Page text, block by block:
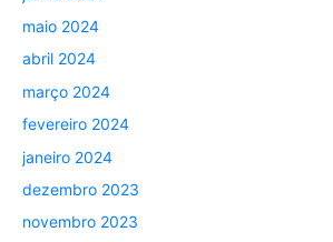
maio 2024
abril 2024
março 2024
fevereiro 2024
janeiro 2024
dezembro 2023
novembro 2023